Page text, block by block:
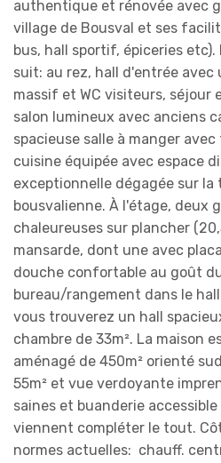
authentique et rénovée avec
village de Bousval et ses
bus, hall sportif, épiceries etc).
suit: au rez, hall d'entrée avec
massif et WC visiteurs, séjour
salon lumineux avec anciens
spacieuse salle à manger
cuisine équipée avec espace
exceptionnelle dégagée sur la
bousvalienne. À l'étage, deux
chaleureuses sur plancher
mansarde, dont une avec
douche confortable au goût
bureau/rangement dans le
vous trouverez un hall
chambre de 33m². La maison
aménagé de 450m² orienté
55m² et vue verdoyante
saines et buanderie
viennent compléter le tout.
normes actuelles: chauff.